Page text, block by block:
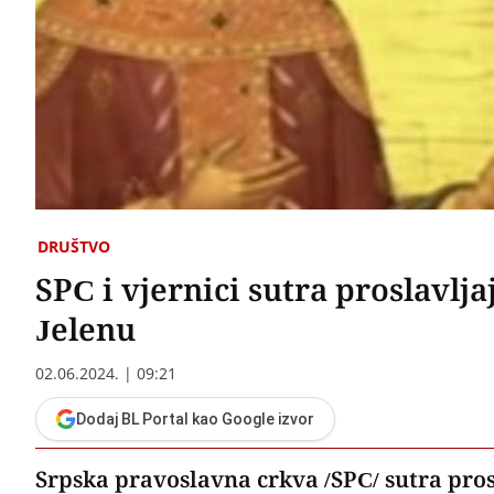
DRUŠTVO
SPC i vjernici sutra
Jelenu
02.06.2024. | 09:21
Dodaj BL Portal kao Google izvor
Srpska pravoslavna crkva /SPC/ sutra